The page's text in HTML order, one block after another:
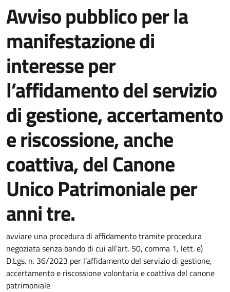
Avviso pubblico per la
manifestazione di
interesse per
l’affidamento del servizio
di gestione, accertamento
e riscossione, anche
coattiva, del Canone
Unico Patrimoniale per
anni tre.
Dettagli della notizia
avviare una procedura di affidamento tramite procedura
negoziata senza bando di cui all’art. 50, comma 1, lett. e)
D.Lgs. n. 36/2023 per l’affidamento del servizio di gestione,
accertamento e riscossione volontaria e coattiva del canone
patrimoniale